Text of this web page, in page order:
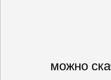
можно